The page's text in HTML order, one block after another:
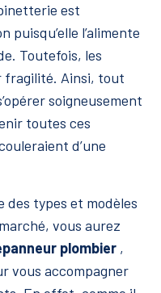
est
l’alimente
Toutefois, les
fragilité. Ainsi, tout
soigneusement
toutes ces
d’une
types et modèles
vous aurez
plombier ,
vous accompagner